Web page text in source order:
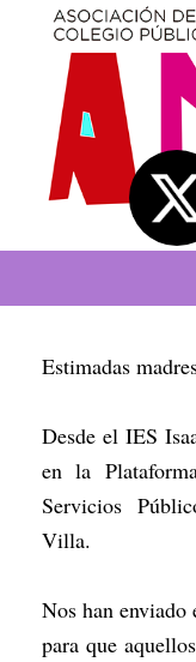
Estimadas
Desde el IES
en la
Servicios
Villa.
Nos han
para que